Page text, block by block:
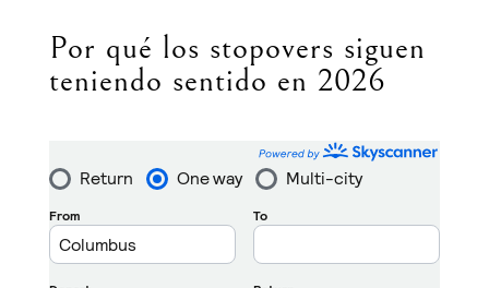
Por qué los stopovers siguen
teniendo sentido en 2026